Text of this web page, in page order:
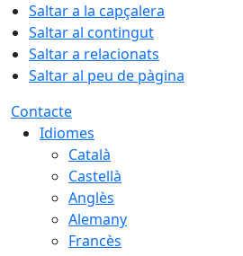
Saltar a la capçalera
Saltar al contingut
Saltar a relacionats
Saltar al peu de pàgina
Contacte
Idiomes
Català
Castellà
Anglès
Alemany
Francès